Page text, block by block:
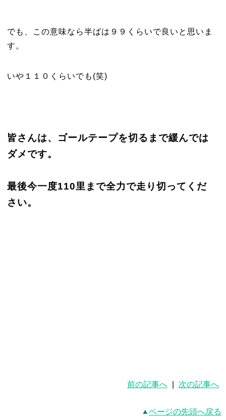
でも、この意味なら半ばは９９くらいで良いと思いま
す。
いや１１０くらいでも(笑)
皆さんは、ゴールテープを切るまで緩んでは
ダメです。
最後今一度110里まで全力で走り切ってくだ
さい。
前の記事へ 次の記事へ
ページの先頭へ戻る